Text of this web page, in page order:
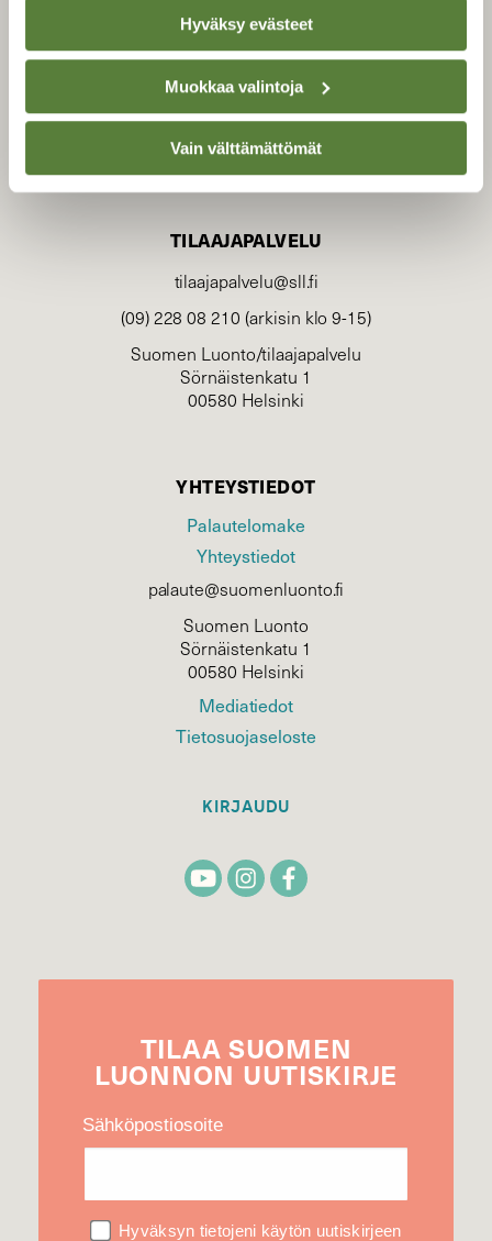
Hyväksy evästeet
Muokkaa valintoja
Vain välttämättömät
TILAAJAPALVELU
tilaajapalvelu@sll.fi
(09) 228 08 210 (arkisin klo 9-15)
Suomen Luonto/tilaajapalvelu
Sörnäistenkatu 1
00580 Helsinki
YHTEYSTIEDOT
Palautelomake
Yhteystiedot
palaute@suomenluonto.fi
Suomen Luonto
Sörnäistenkatu 1
00580 Helsinki
Mediatiedot
Tietosuojaseloste
KIRJAUDU
TILAA SUOMEN
LUONNON UUTIS­KIRJE
Sähköpostiosoite
Hyväksyn tietojeni käytön uutiskirjeen